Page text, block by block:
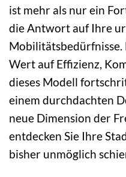
ist mehr als nur ein
die Antwort auf Ihre
Wert auf Effizienz,
dieses Modell
einem durchdachten
neue Dimension der
entdecken Sie Ihre
bisher unmöglich